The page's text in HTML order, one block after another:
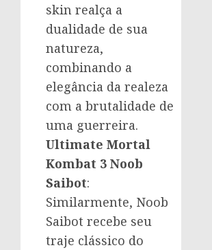
skin realça a
dualidade de sua
natureza,
combinando a
elegância da realeza
com a brutalidade de
uma guerreira.
Ultimate Mortal
Kombat 3 Noob
Saibot:
Similarmente, Noob
Saibot recebe seu
traje clássico do